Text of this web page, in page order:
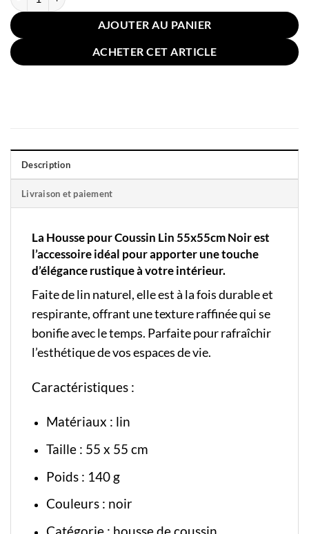
AJOUTER AU PANIER
ACHETER CET ARTICLE
Description
Livraison et paiement
La Housse pour Coussin Lin 55x55cm Noir est
l’accessoire idéal pour apporter une touche
d’élégance rustique à votre intérieur.
Faite de lin naturel, elle est à la fois durable et
respirante, offrant une texture raffinée qui se
bonifie avec le temps. Parfaite pour rafraîchir
l’esthétique de vos espaces de vie.
Caractéristiques :
Matériaux : lin
Taille : 55 x 55 cm
Poids : 140 g
Couleurs : noir
Catégorie : housse de coussin